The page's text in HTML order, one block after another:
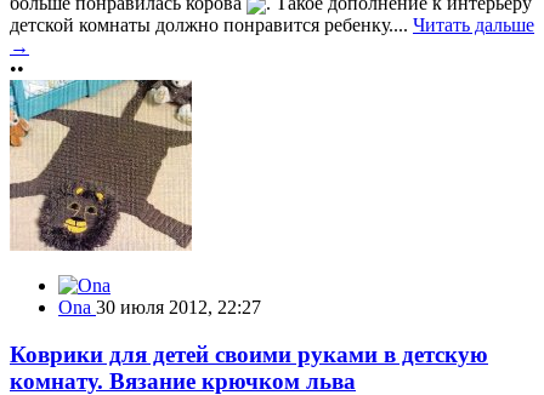
детской комнаты должно понравится ребенку.... Читать дальше
→
••
Ona 30 июля 2012, 22:27
Коврики для детей своими руками в детскую
комнату. Вязание крючком льва